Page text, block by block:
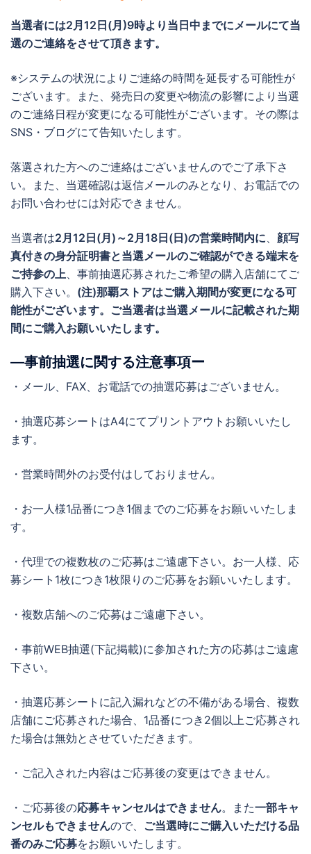
当選者には2月12日(月)9時より当日中までに メールにて当
選のご連絡をさせて頂きます。
※システムの状況によりご連絡の時間を延長する可能性が
ございます。また、発売日の変更や物流の影響により当選
のご連絡日程が変更になる可能性がございます。その際は
SNS・ブログにて告知いたします。
落選された方へのご連絡はございませんのでご了承下さ
い。また、当選確認は返信メールのみとなり、お電話での
お問い合わせには対応できません。
当選者は2月12日(月) ～2月18日(日)の営業時間内に
顔写
真付きの身分証明書と当選メールのご確認ができる端末を
ご持参の上 、事前抽選応募されたご希望の購入店舗にてご
購入下さい。 (注)那覇ストアはご購入期間が変更になる可
能性がございます。ご当選者は当選メールに記載された期
間にご購入お願いいたします。
―事前抽選に関する注意事項ー
・メール、FAX、お電話での抽選応募はございません。
・抽選応募シートはA4にてプリントアウトお願いいたし
ます。
・営業時間外のお受付はしておりません。
・お一人様1品番につき1個までのご応募をお願いいたしま
す。
・代理での複数枚のご応募はご遠慮下さい。お一人様、応
募シート1枚につき1枚限りのご応募をお願いいたします。
・複数店舗へのご応募はご遠慮下さい。
・事前WEB抽選(下記掲載)に参加された方の応募はご遠慮
下さい。
・抽選応募シートに記入漏れなどの不備がある場合、複数
店舗にご応募された場合、1品番につき2個以上ご応募され
た場合は無効とさせていただきます。
・ご記入された内容はご応募後の変更はできません。
・ご応募後の応募キャンセルはできません。また一部キャ
ンセルもできませんので、 ご当選時にご購入いただける品
番のみご応募をお願いいたします。